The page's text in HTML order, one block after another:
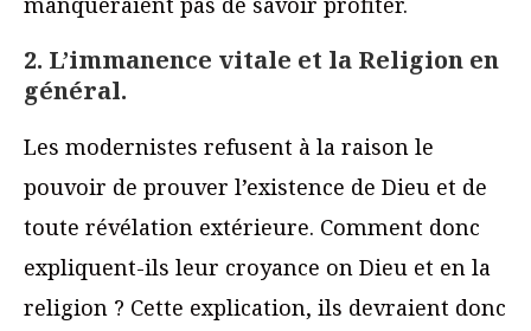
2. L’immanence vitale et la Religion en
général.
Les modernistes refusent à la raison le
pouvoir de prouver l’existence de Dieu et de
toute révélation extérieure. Comment donc
expliquent-ils leur croyance on Dieu et en la
religion ? Cette explication, ils devraient donc